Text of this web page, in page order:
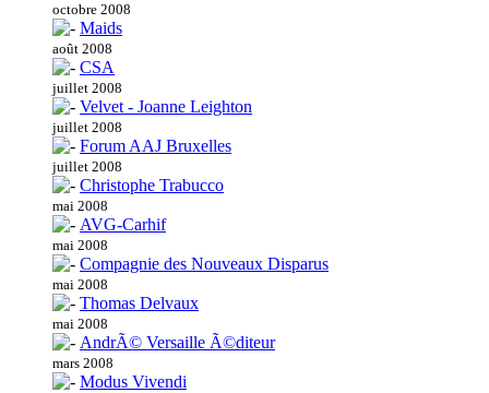
octobre 2008
Maids
août 2008
CSA
juillet 2008
Velvet - Joanne Leighton
juillet 2008
Forum AAJ Bruxelles
juillet 2008
Christophe Trabucco
mai 2008
AVG-Carhif
mai 2008
Compagnie des Nouveaux Disparus
mai 2008
Thomas Delvaux
mai 2008
AndrÃ© Versaille Ã©diteur
mars 2008
Modus Vivendi